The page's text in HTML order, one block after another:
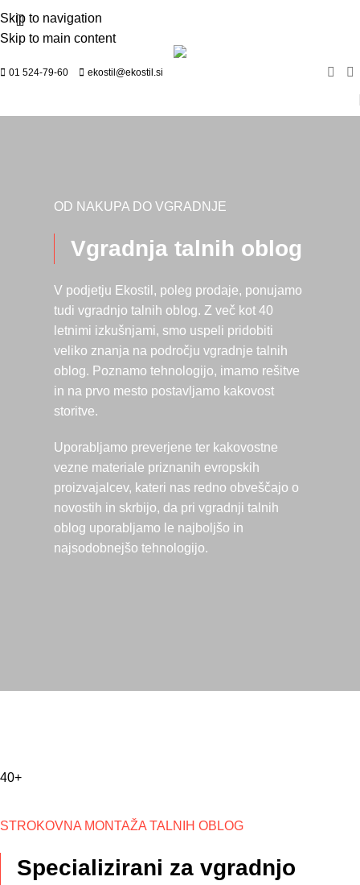
Skip to navigation
Skip to main content
01 524-79-60 ekostil@ekostil.si
OD NAKUPA DO VGRADNJE
Vgradnja talnih oblog
V podjetju Ekostil, poleg prodaje, ponujamo
tudi vgradnjo talnih oblog. Z več kot 40
letnimi izkušnjami, smo uspeli pridobiti
veliko znanja na področju vgradnje talnih
oblog. Poznamo tehnologijo, imamo rešitve
in na prvo mesto postavljamo kakovost
storitve.
Uporabljamo preverjene ter kakovostne
vezne materiale priznanih evropskih
proizvajalcev, kateri nas redno obveščajo o
novostih in skrbijo, da pri vgradnji talnih
oblog uporabljamo le najboljšo in
najsodobnejšo tehnologijo.
40+
STROKOVNA MONTAŽA TALNIH OBLOG
Specializirani za vgradnjo